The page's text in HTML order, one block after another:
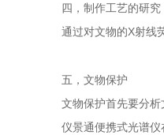
四，制作工艺的研究
通过对文物的X射线荧
五，文物保护
文物保护首先要分析文
仪景通便携式光谱仪在